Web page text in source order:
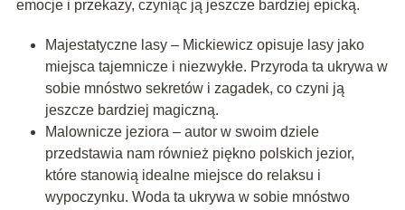
emocje i przekazy, czyniąc ją jeszcze bardziej epicką.
Majestatyczne lasy – Mickiewicz opisuje lasy jako
miejsca tajemnicze i niezwykłe. Przyroda ta ukrywa w
sobie mnóstwo sekretów i zagadek, co czyni ją
jeszcze bardziej magiczną.
Malownicze jeziora – autor w swoim dziele
przedstawia nam również piękno polskich jezior,
które stanowią idealne miejsce do relaksu i
wypoczynku. Woda ta ukrywa w sobie mnóstwo